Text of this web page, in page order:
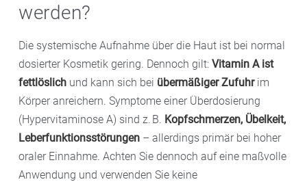
werden?
Die systemische Aufnahme über die Haut ist bei normal
dosierter Kosmetik gering. Dennoch gilt: Vitamin A ist
fettlöslich und kann sich bei übermäßiger Zufuhrim
Körper anreichern. Symptome einer Überdosierung
(Hypervitaminose A) sind z. B. Kopfschmerzen, Übelkeit,
Leberfunktionsstörungen – allerdings primär bei hoher
oraler Einnahme. Achten Sie dennoch auf eine maßvolle
Anwendung und verwenden Sie keine